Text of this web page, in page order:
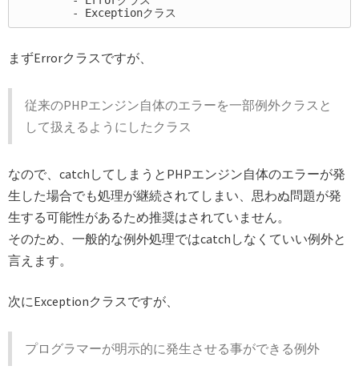
	-
まずErrorクラスですが、
従来のPHPエンジン自体のエラーを一部例外クラスと
して扱えるようにしたクラス
なので、catchしてしまうとPHPエンジン自体のエラーが発
生した場合でも処理が継続されてしまい、思わぬ問題が発
生する可能性があるため推奨はされていません。
そのため、一般的な例外処理ではcatchしなくていい例外と
言えます。
次にExceptionクラスですが、
プログラマーが明示的に発生させる事ができる例外